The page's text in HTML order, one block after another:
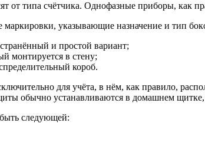
от типа счётчика. Однофазные приборы, как
указывающие назначение и тип
и простой вариант;
монтируется в стену;
короб.
для учёта, в нём, как правило,
обычно устанавливаются в домашнем
следующей: